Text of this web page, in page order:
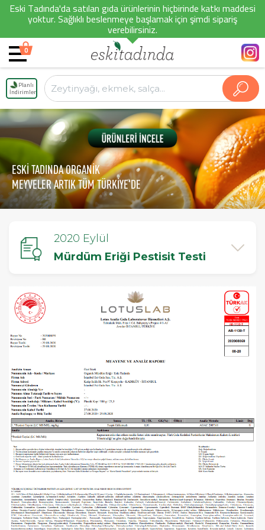
Eski Tadında'da satılan gıda ürünlerinin hiçbirinde katkı maddesi
yoktur. Sağlıklı beslenmeye başlamak için şimdi sipariş
verebilirsiniz.
0
Planlı
İndirimler
ESKİ TADINDA ORGANİK
MEYVELER ARTIK TÜM TÜRKİYE'DE
2020 Eylül
Mürdüm Eriği Pestisit Testi